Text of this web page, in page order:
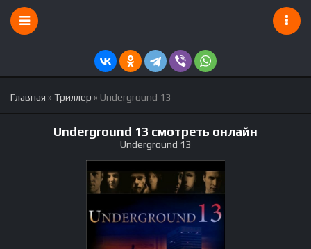
Главная »Триллер » Underground 13
Underground 13 смотреть онлайн
Underground 13